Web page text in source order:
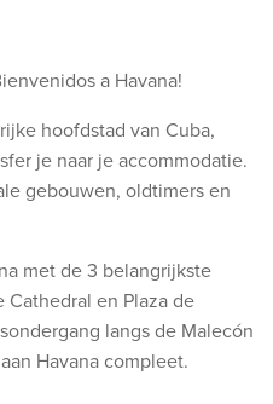
a Havana!
hoofdstad van Cuba,
je naar je accommodatie.
gebouwen, oldtimers en
met de 3 belangrijkste
Cathedral en Plaza de
langs de Malecón
Havana compleet.